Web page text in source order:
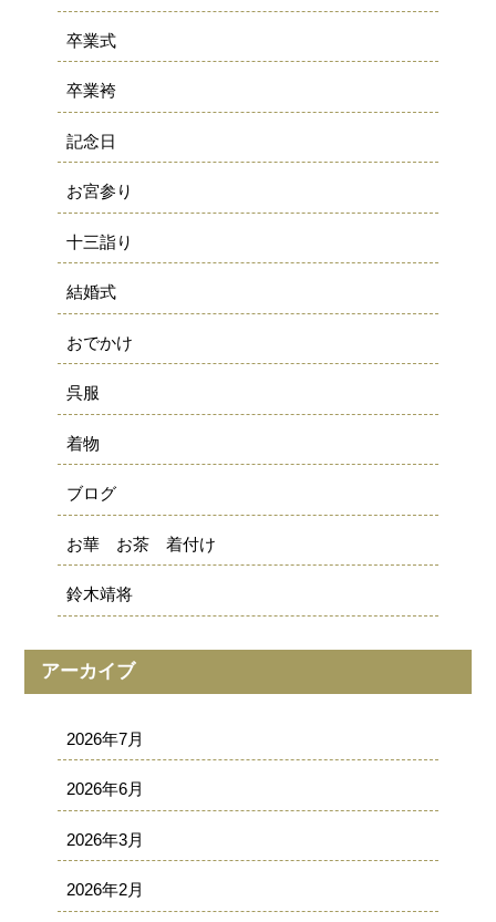
卒業式
卒業袴
記念日
お宮参り
十三詣り
結婚式
おでかけ
呉服
着物
ブログ
お華 お茶 着付け
鈴木靖将
アーカイブ
2026年7月
2026年6月
2026年3月
2026年2月